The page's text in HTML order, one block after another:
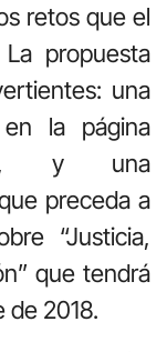
retos que el
propuesta
una
en la página
y una
preceda a
“Justicia,
que tendrá
de 2018.